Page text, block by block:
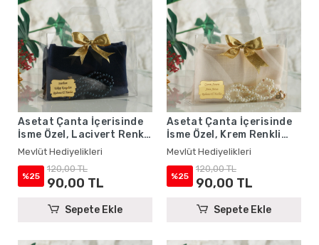
Asetat Çanta İçerisinde
İsme Özel, Lacivert Renkli
Eşarp, Tesbih Seti
Mevlüt Hediyelikleri
%25
120,00 TL
90,00 TL
Sepete Ekle
Asetat Çanta İçerisinde
İsme Özel, Krem Renkli
Eşarp, Tesbih Seti
Mevlüt Hediyelikleri
%25
120,00 TL
90,00 TL
Sepete Ekle